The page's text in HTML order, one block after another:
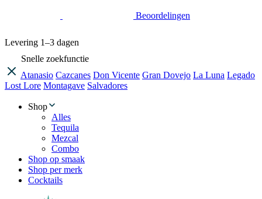
Beoordelingen
Levering 1–3 dagen
Snelle zoekfunctie
Atanasio Cazcanes Don Vicente Gran Dovejo La Luna Legado
Lost Lore Montagave Salvadores
Shop
Alles
Tequila
Mezcal
Combo
Shop op smaak
Shop per merk
Cocktails